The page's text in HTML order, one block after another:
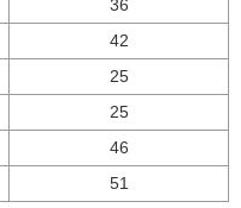
36
42
25
25
46
51